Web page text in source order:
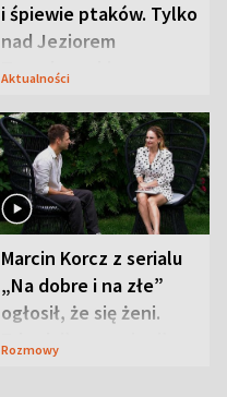
i śpiewie ptaków. Tylko
nad Jeziorem
Tarnobrzeskim
Aktualności
Marcin Korcz z serialu
„Na dobre i na złe”
ogłosił, że się żeni.
Zdradził, co zmienił
Rozmowy